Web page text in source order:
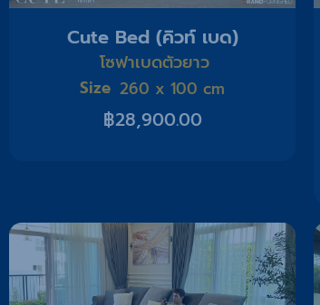
Cute Bed (คิวท์ เบด)
โซฟาเบดตัวยาว
Size 260 x 100 cm
฿28,900.00